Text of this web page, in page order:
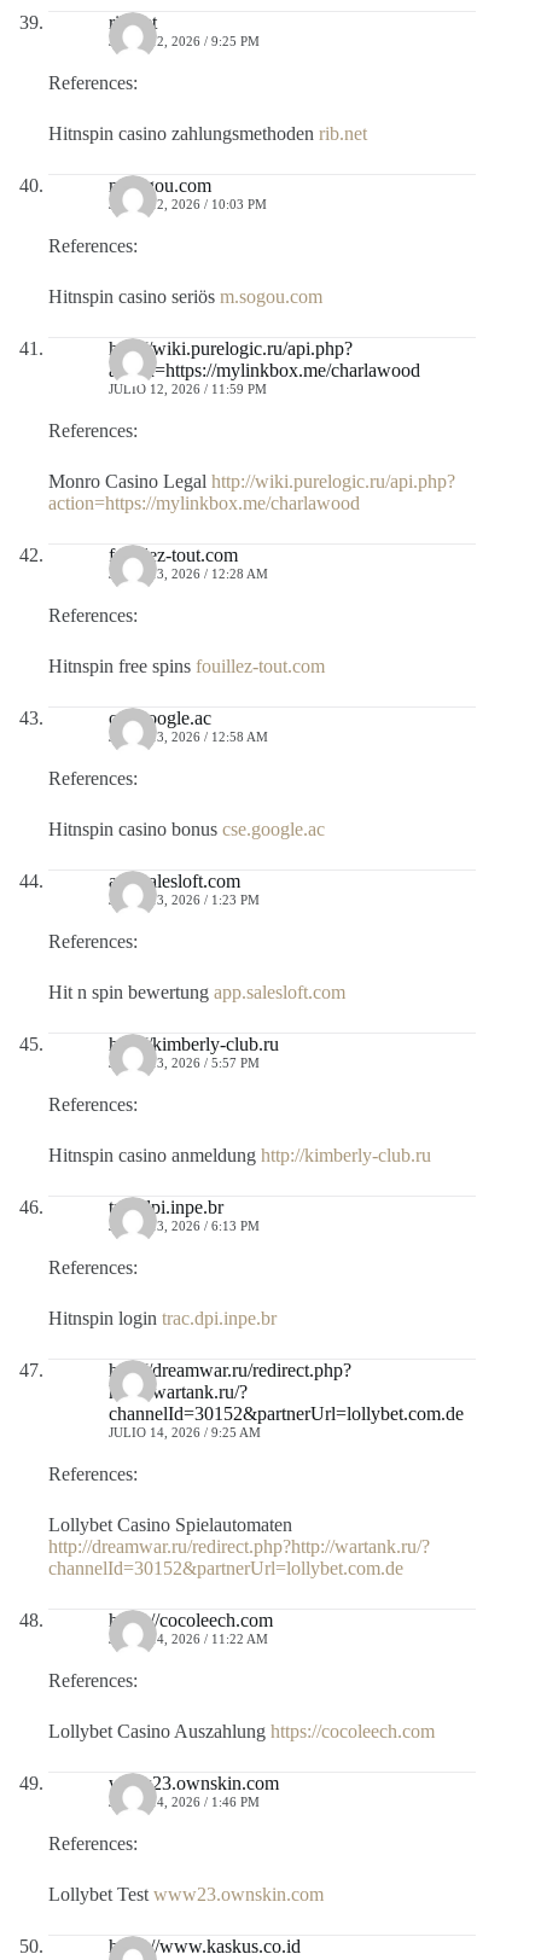
rib.net
JULIO 12, 2026 / 9:25 PM
References:
Hitnspin casino zahlungsmethoden rib.net
m.sogou.com
JULIO 12, 2026 / 10:03 PM
References:
Hitnspin casino seriös m.sogou.com
http://wiki.purelogic.ru/api.php?
action=https://mylinkbox.me/charlawood
JULIO 12, 2026 / 11:59 PM
References:
Monro Casino Legal http://wiki.purelogic.ru/api.php?
action=https://mylinkbox.me/charlawood
fouillez-tout.com
JULIO 13, 2026 / 12:28 AM
References:
Hitnspin free spins fouillez-tout.com
cse.google.ac
JULIO 13, 2026 / 12:58 AM
References:
Hitnspin casino bonus cse.google.ac
app.salesloft.com
JULIO 13, 2026 / 1:23 PM
References:
Hit n spin bewertung app.salesloft.com
http://kimberly-club.ru
JULIO 13, 2026 / 5:57 PM
References:
Hitnspin casino anmeldung http://kimberly-club.ru
trac.dpi.inpe.br
JULIO 13, 2026 / 6:13 PM
References:
Hitnspin login trac.dpi.inpe.br
http://dreamwar.ru/redirect.php?
http://wartank.ru/?
channelId=30152&partnerUrl=lollybet.com.de
JULIO 14, 2026 / 9:25 AM
References:
Lollybet Casino Spielautomaten
http://dreamwar.ru/redirect.php?http://wartank.ru/?
channelId=30152&partnerUrl=lollybet.com.de
https://cocoleech.com
JULIO 14, 2026 / 11:22 AM
References:
Lollybet Casino Auszahlung https://cocoleech.com
www23.ownskin.com
JULIO 14, 2026 / 1:46 PM
References:
Lollybet Test www23.ownskin.com
https://www.kaskus.co.id